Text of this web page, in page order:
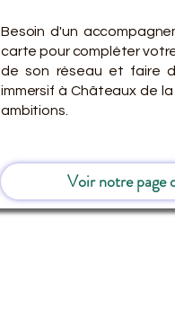
Besoin d'un
carte pour compléter
de son réseau et faire
immersif à Châteaux de
ambitions.
Voir notre page